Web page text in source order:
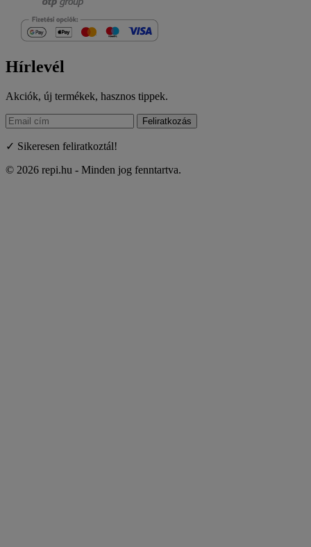
Hírlevél
Akciók, új termékek, hasznos tippek.
Feliratkozás
✓ Sikeresen feliratkoztál!
© 2026 repi.hu - Minden jog fenntartva.